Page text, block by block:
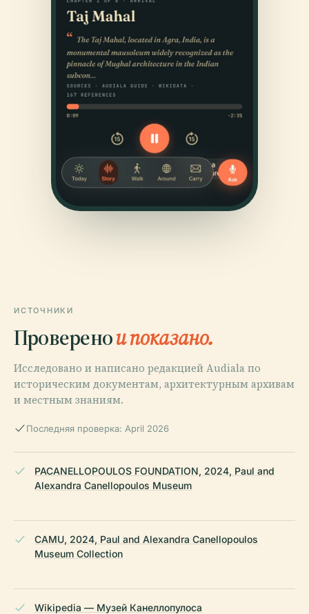
ИСТОЧНИКИ
Проверенои показано.
Исследовано и написано редакцией Audiala по
историческим документам, архитектурным архивам
и местным знаниям.
Последняя проверка: April 2026
PACANELLOPOULOS FOUNDATION, 2024, Paul and
Alexandra Canellopoulos Museum
CAMU, 2024, Paul and Alexandra Canellopoulos
Museum Collection
Wikipedia — Музей Канеллопулоса